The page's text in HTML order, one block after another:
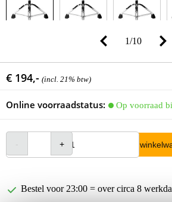
1/10
€ 194,- (incl. 21% btw)
Online voorraadstatus: Op voorraad
In
Bestel voor 23:00 = over circa 8